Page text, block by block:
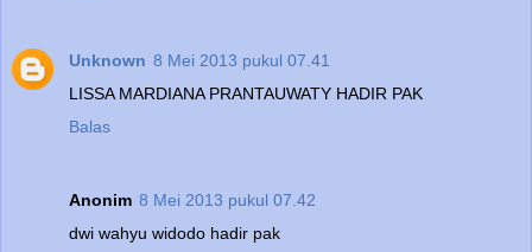
Unknown 8 Mei 2013 pukul 07.41
LISSA MARDIANA PRANTAUWATY HADIR PAK
Balas
Anonim 8 Mei 2013 pukul 07.42
dwi wahyu widodo hadir pak